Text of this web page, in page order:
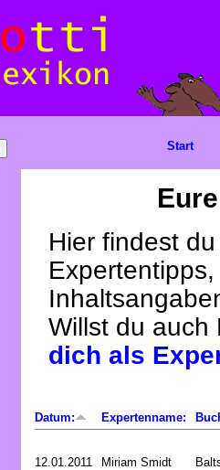
Hier findest
Willst du
dich als
Datum: Expertenname:
12.01.2011 Miriam Smidt
Start